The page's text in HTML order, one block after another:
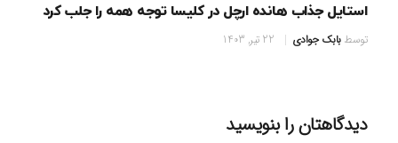
استایل جذاب هانده ارچل در کلیسا توجه همه را جلب کرد
توسطبابک جوادی 22 تیر, 1403
دیدگاهتان را بنویسید